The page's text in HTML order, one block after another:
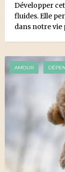
Développer
fluides. Elle
dans notre
AMOUR